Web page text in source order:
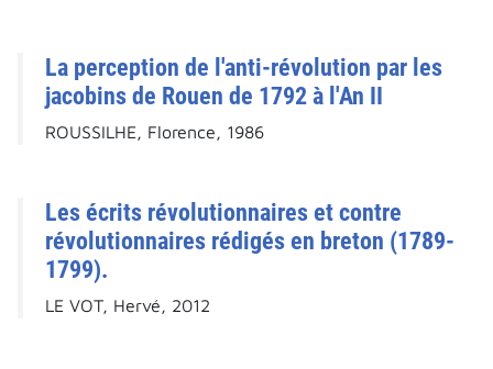
La perception de l'anti-révolution par les
jacobins de Rouen de 1792 à l'An II
ROUSSILHE, Florence, 1986
Les écrits révolutionnaires et contre
révolutionnaires rédigés en breton (1789-
1799).
LE VOT, Hervé, 2012